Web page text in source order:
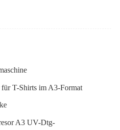
T-Shirts im A3-Format
A3 UV-Dtg-